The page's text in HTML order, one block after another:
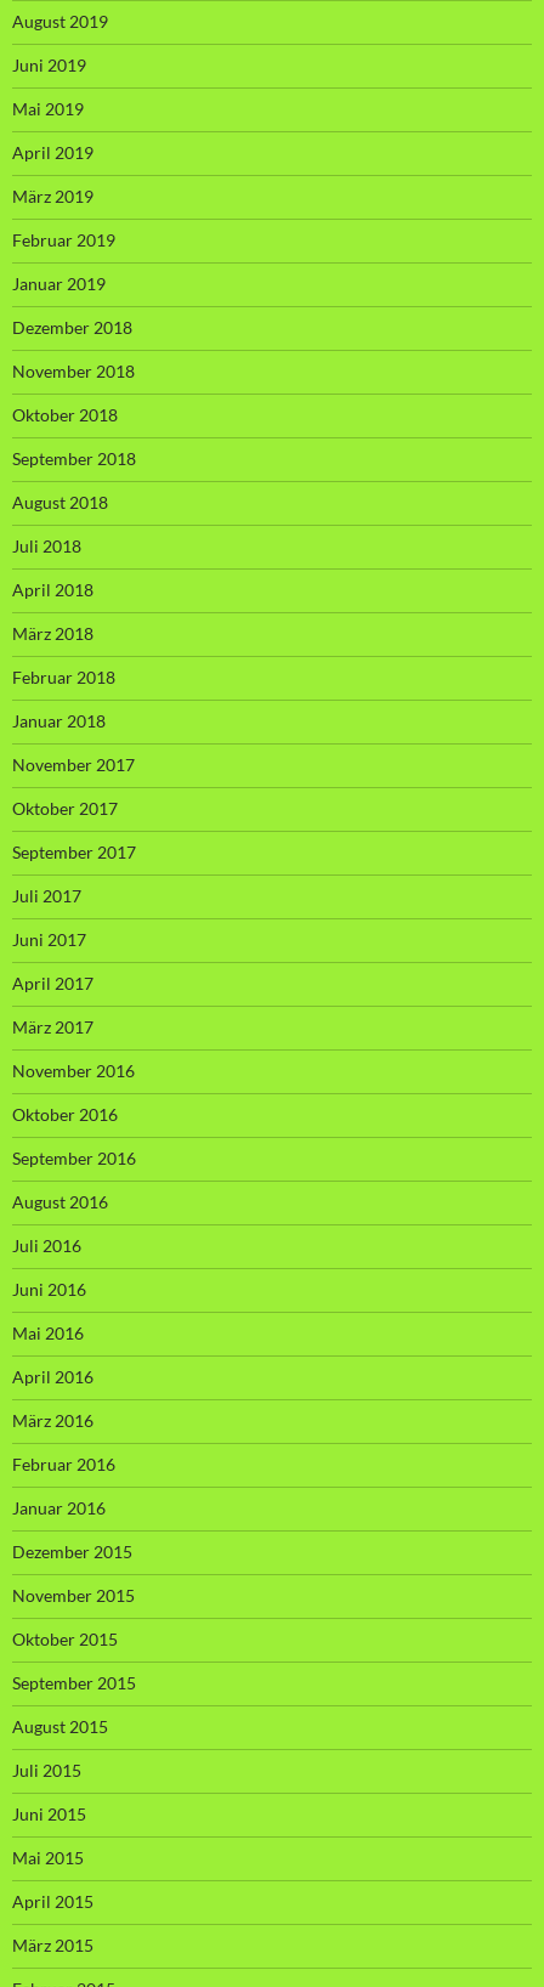
August 2019
Juni 2019
Mai 2019
April 2019
März 2019
Februar 2019
Januar 2019
Dezember 2018
November 2018
Oktober 2018
September 2018
August 2018
Juli 2018
April 2018
März 2018
Februar 2018
Januar 2018
November 2017
Oktober 2017
September 2017
Juli 2017
Juni 2017
April 2017
März 2017
November 2016
Oktober 2016
September 2016
August 2016
Juli 2016
Juni 2016
Mai 2016
April 2016
März 2016
Februar 2016
Januar 2016
Dezember 2015
November 2015
Oktober 2015
September 2015
August 2015
Juli 2015
Juni 2015
Mai 2015
April 2015
März 2015